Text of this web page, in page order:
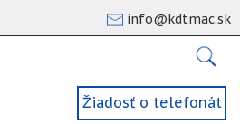
info@kdtmac.sk
Žiadosť o telefonát